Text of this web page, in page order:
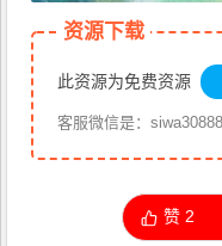
资源下载
此资源为免费资源
赞2